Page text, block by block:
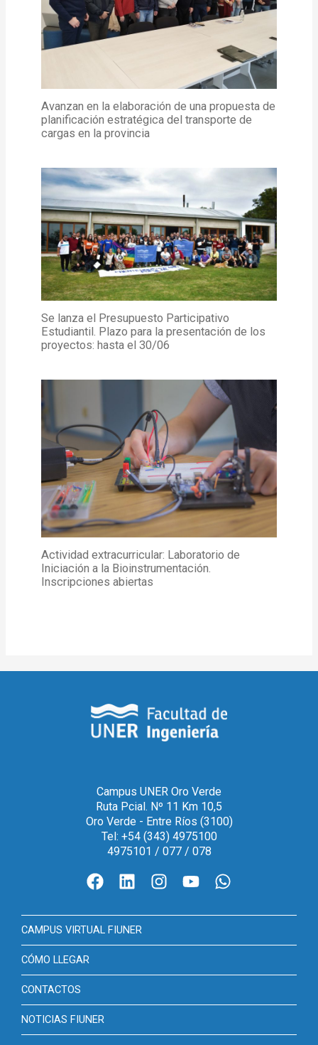
Avanzan en la elaboración de una propuesta de
planificación estratégica del transporte de
cargas en la provincia
Se lanza el Presupuesto Participativo
Estudiantil. Plazo para la presentación de los
proyectos: hasta el 30/06
Actividad extracurricular: Laboratorio de
Iniciación a la Bioinstrumentación.
Inscripciones abiertas
Campus UNER Oro Verde
Ruta Pcial. Nº 11 Km 10,5
Oro Verde - Entre Ríos (3100)
Tel: +54 (343) 4975100
4975101 / 077 / 078
CAMPUS VIRTUAL FIUNER
CÓMO LLEGAR
CONTACTOS
NOTICIAS FIUNER